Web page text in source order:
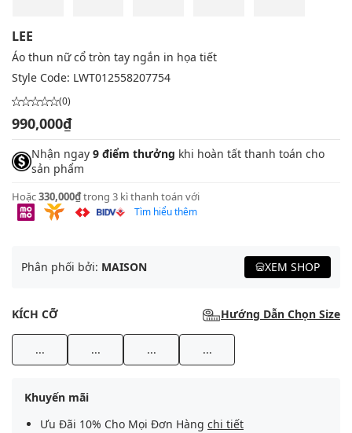
LEE
Áo thun nữ cổ tròn tay ngắn in họa tiết
Style Code: LWT012558207754
(0)
990,000₫
Nhận ngay 9 điểm thưởng khi hoàn tất thanh toán cho
sản phẩm
Hoặc330,000₫trong 3 kì thanh toán với
Tìm hiểu thêm
Phân phối bởi: MAISON XEM SHOP
KÍCH CỠ Hướng Dẫn Chọn Size
... ... ... ...
Khuyến mãi
Ưu Đãi 10% Cho Mọi Đơn Hàng chi tiết